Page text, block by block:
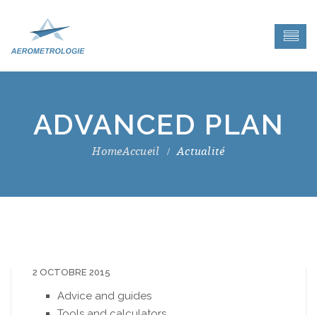
ADVANCED PLAN
Accueil Actualité
2 OCTOBRE 2015
Advice and guides